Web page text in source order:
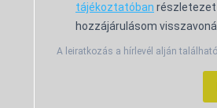
tájékoztatóban
hozzájárulásom
A leiratkozás a hírlevél alján